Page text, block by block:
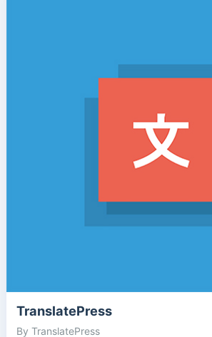
TranslatePress
By TranslatePress